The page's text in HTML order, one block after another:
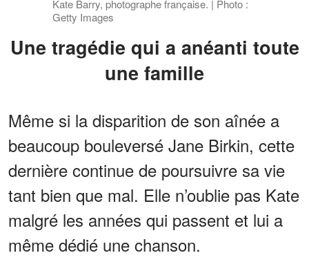
Kate Barry, photographe française. | Photo :
Getty Images
Une tragédie qui a anéanti toute
une famille
Même si la disparition de son aînée a
beaucoup bouleversé Jane Birkin, cette
dernière continue de poursuivre sa vie
tant bien que mal. Elle n’oublie pas Kate
malgré les années qui passent et lui a
même dédié une chanson.